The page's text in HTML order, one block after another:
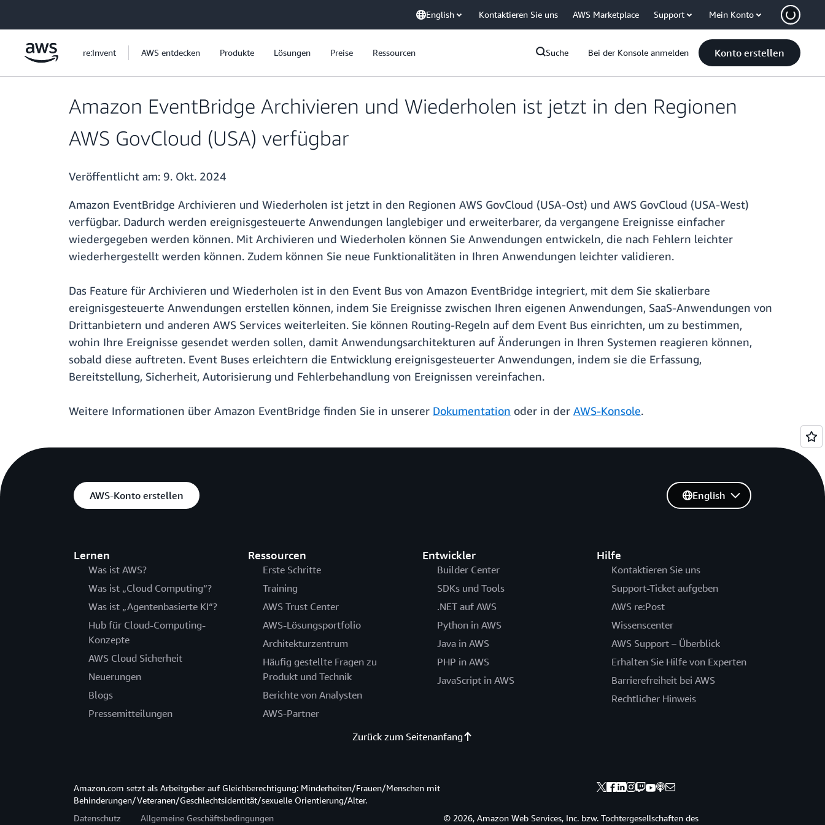
English Kontaktieren Sie uns AWS Marketplace Support Mein Konto
re:Invent AWS entdecken Produkte Lösungen Preise Ressourcen Suche Bei der Konsole anmelden Konto erstellen
Amazon EventBridge Archivieren und Wiederholen ist jetzt in den Regionen
AWS GovCloud (USA) verfügbar
Veröffentlicht am: 9. Okt. 2024
Amazon EventBridge Archivieren und Wiederholen ist jetzt in den Regionen AWS GovCloud (USA-Ost) und AWS GovCloud (USA-West)
verfügbar. Dadurch werden ereignisgesteuerte Anwendungen langlebiger und erweiterbarer, da vergangene Ereignisse einfacher
wiedergegeben werden können. Mit Archivieren und Wiederholen können Sie Anwendungen entwickeln, die nach Fehlern leichter
wiederhergestellt werden können. Zudem können Sie neue Funktionalitäten in Ihren Anwendungen leichter validieren.
Das Feature für Archivieren und Wiederholen ist in den Event Bus von Amazon EventBridge integriert, mit dem Sie skalierbare
ereignisgesteuerte Anwendungen erstellen können, indem Sie Ereignisse zwischen Ihren eigenen Anwendungen, SaaS-Anwendungen von
Drittanbietern und anderen AWS Services weiterleiten. Sie können Routing-Regeln auf dem Event Bus einrichten, um zu bestimmen,
wohin Ihre Ereignisse gesendet werden sollen, damit Anwendungsarchitekturen auf Änderungen in Ihren Systemen reagieren können,
sobald diese auftreten. Event Buses erleichtern die Entwicklung ereignisgesteuerter Anwendungen, indem sie die Erfassung,
Bereitstellung, Sicherheit, Autorisierung und Fehlerbehandlung von Ereignissen vereinfachen.
Weitere Informationen über Amazon EventBridge finden Sie in unserer Dokumentation oder in der AWS-Konsole.
AWS-Konto erstellen
Lernen
Was ist AWS?
Was ist „Cloud Computing“?
Was ist „Agentenbasierte KI“?
Hub für Cloud-Computing-
Konzepte
AWS Cloud Sicherheit
Neuerungen
Blogs
Pressemitteilungen
Ressourcen
Erste Schritte
Training
AWS Trust Center
AWS-Lösungsportfolio
Architekturzentrum
Häufig gestellte Fragen zu
Produkt und Technik
Berichte von Analysten
AWS-Partner
Entwickler
Builder Center
SDKs und Tools
.NET auf AWS
Python in AWS
Java in AWS
PHP in AWS
JavaScript in AWS
Hilfe
Kontaktieren Sie uns
Support-Ticket aufgeben
AWS re:Post
Wissenscenter
AWS Support – Überblick
Erhalten Sie Hilfe von Experten
Barrierefreiheit bei AWS
Rechtlicher Hinweis
English
Zurück zum Seitenanfang
Amazon.com setzt als Arbeitgeber auf Gleichberechtigung: Minderheiten/Frauen/Menschen mit
Behinderungen/Veteranen/Geschlechtsidentität/sexuelle Orientierung/Alter.
Datenschutz
Allgemeine Geschäftsbedingungen © 2026, Amazon Web Services, Inc. bzw. Tochtergesellschaften des